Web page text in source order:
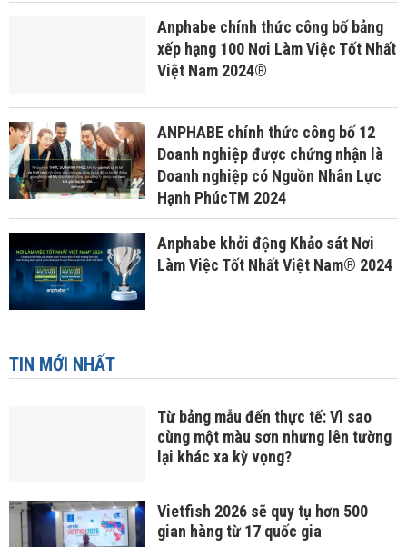
Anphabe chính thức công bố bảng
xếp hạng 100 Nơi Làm Việc Tốt Nhất
Việt Nam 2024®
ANPHABE chính thức công bố 12
Doanh nghiệp được chứng nhận là
Doanh nghiệp có Nguồn Nhân Lực
Hạnh PhúcTM 2024
Anphabe khởi động Khảo sát Nơi
Làm Việc Tốt Nhất Việt Nam® 2024
TIN MỚI NHẤT
Từ bảng mẫu đến thực tế: Vì sao
cùng một màu sơn nhưng lên tường
lại khác xa kỳ vọng?
Vietfish 2026 sẽ quy tụ hơn 500
gian hàng từ 17 quốc gia